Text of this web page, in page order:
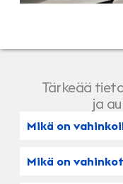
Tärkeää
ja
Mikä on
Mikä on